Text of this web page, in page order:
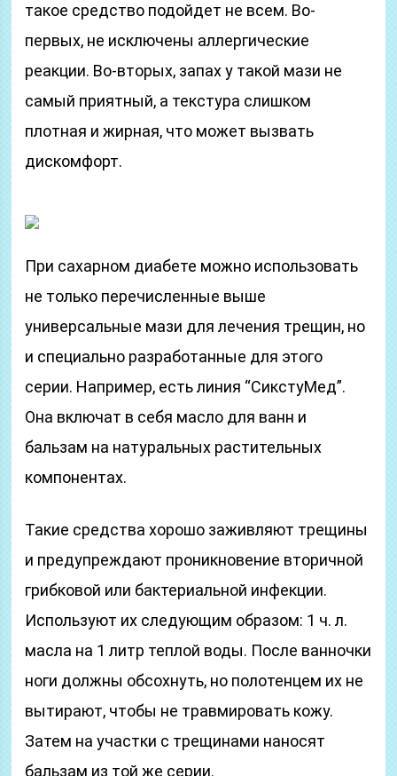
такое средство подойдет не всем. Во-
первых, не исключены аллергические
реакции. Во-вторых, запах у такой мази не
самый приятный, а текстура слишком
плотная и жирная, что может вызвать
дискомфорт.
При сахарном диабете можно использовать
не только перечисленные выше
универсальные мази для лечения трещин, но
и специально разработанные для этого
серии. Например, есть линия “СикстуМед”.
Она включат в себя масло для ванн и
бальзам на натуральных растительных
компонентах.
Такие средства хорошо заживляют трещины
и предупреждают проникновение вторичной
грибковой или бактериальной инфекции.
Используют их следующим образом: 1 ч. л.
масла на 1 литр теплой воды. После ванночки
ноги должны обсохнуть, но полотенцем их не
вытирают, чтобы не травмировать кожу.
Затем на участки с трещинами наносят
бальзам из той же серии.